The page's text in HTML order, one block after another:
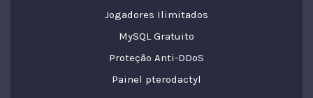
Jogadores Ilimitados
MySQL Gratuito
Proteção Anti-DDoS
Painel pterodactyl